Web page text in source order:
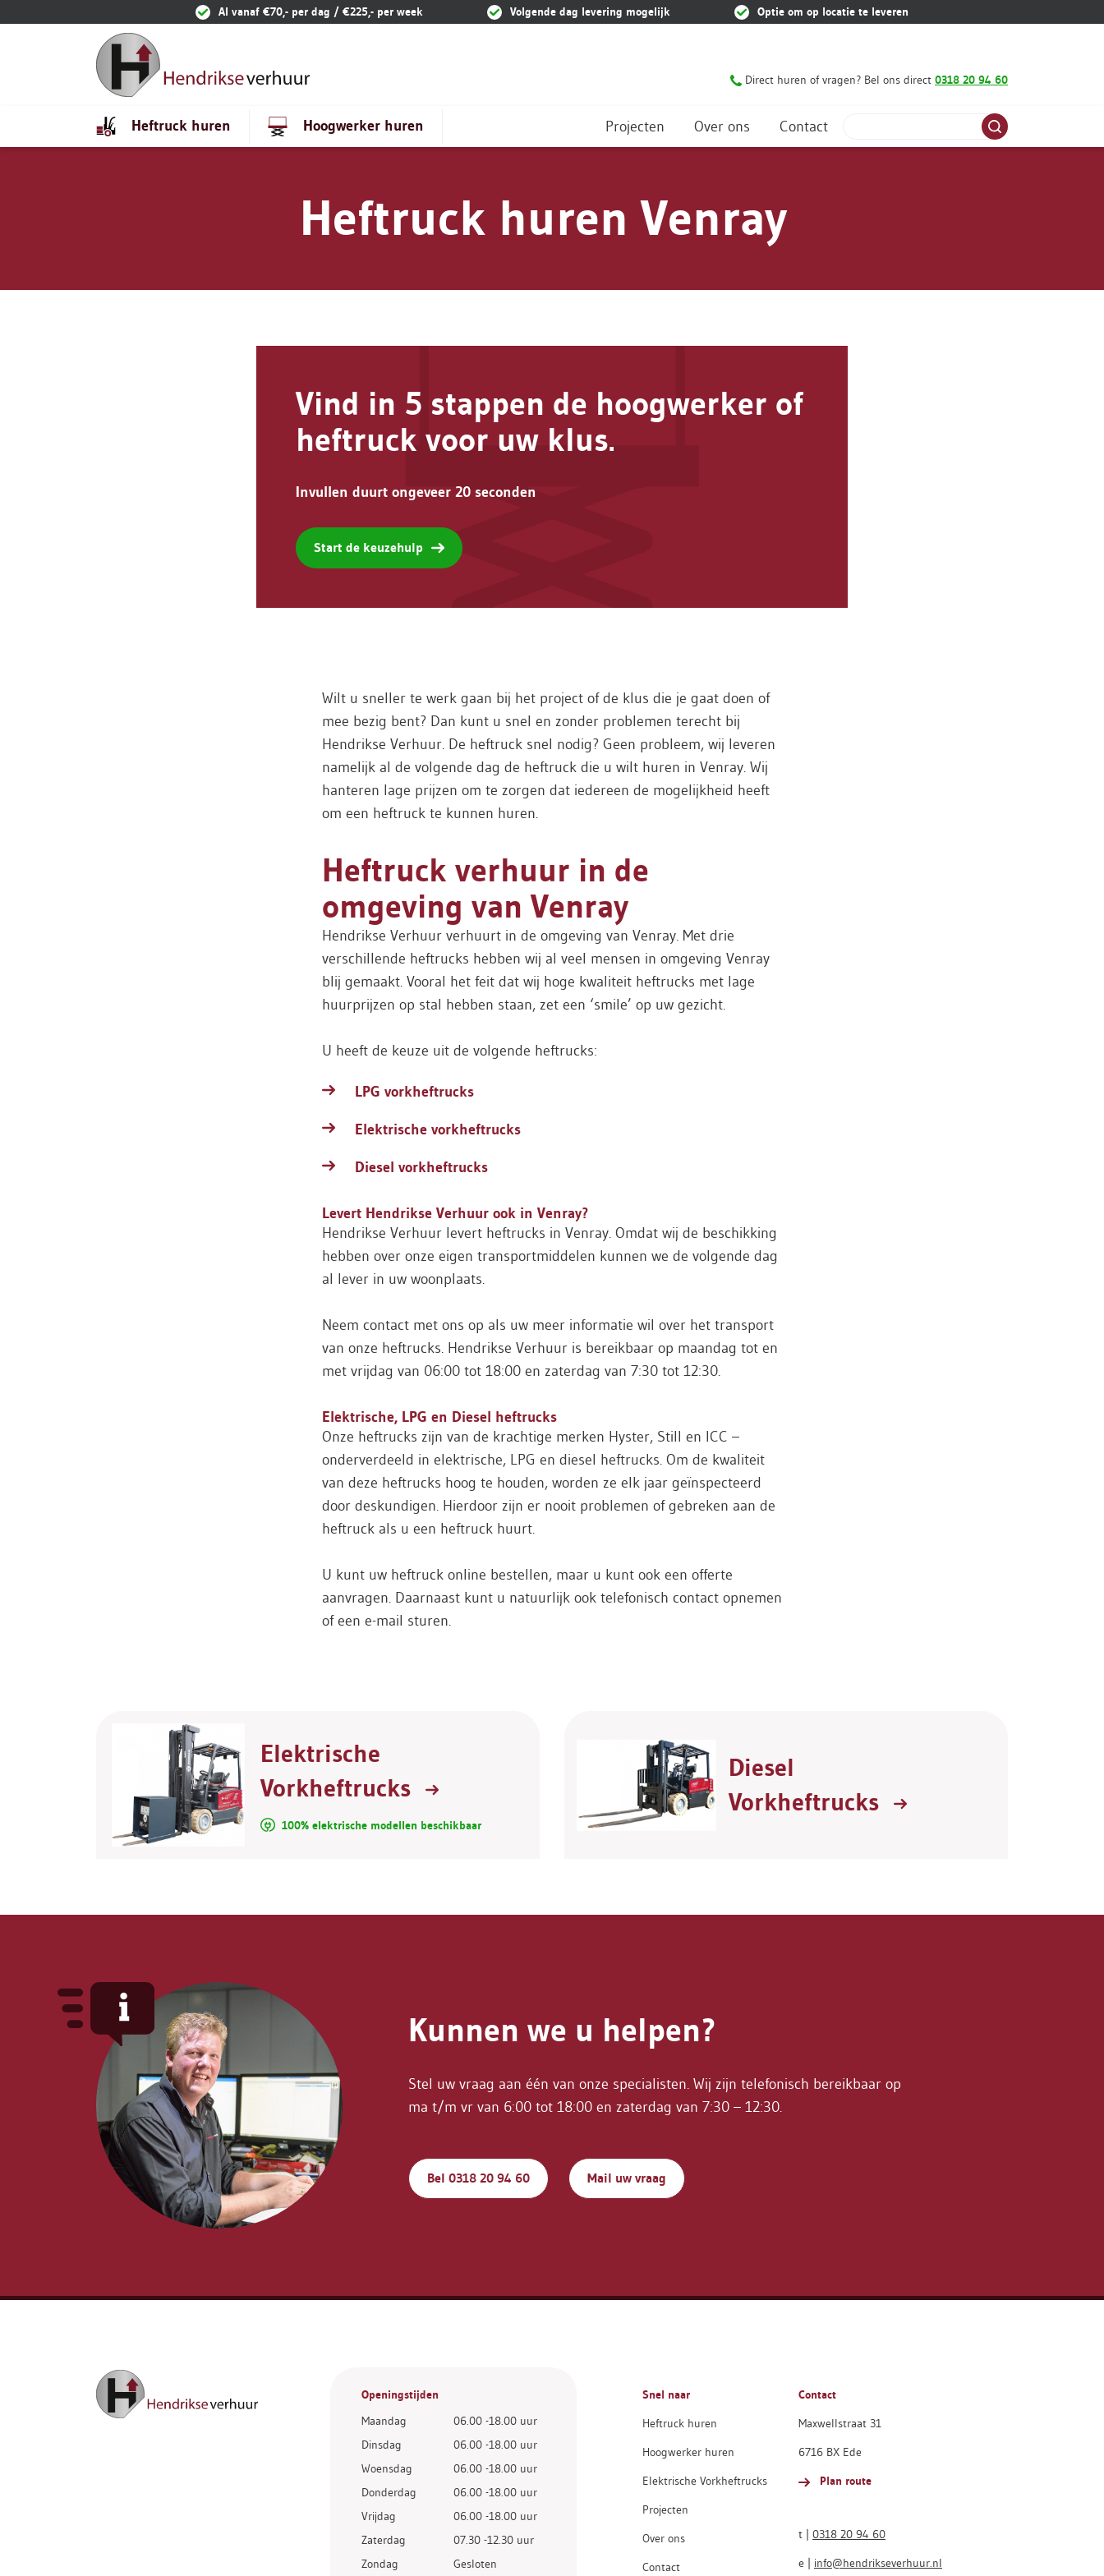
Al vanaf €70,- per dag / €225,- per week Volgende dag levering mogelijk Optie om op locatie te leveren
Direct huren of vragen? Bel ons direct 0318 20 94 60
Zoeken
Heftruck huren Hoogwerker huren Projecten Over ons Contact
Heftruck huren Venray
Vind in 5 stappen de hoogwerker of
heftruck voor uw klus.
Invullen duurt ongeveer 20 seconden
Start de keuzehulp
Wilt u sneller te werk gaan bij het project of de klus die je gaat doen of
mee bezig bent? Dan kunt u snel en zonder problemen terecht bij
Hendrikse Verhuur. De heftruck snel nodig? Geen probleem, wij leveren
namelijk al de volgende dag de heftruck die u wilt huren in Venray. Wij
hanteren lage prijzen om te zorgen dat iedereen de mogelijkheid heeft
om een heftruck te kunnen huren.
Heftruck verhuur in de
omgeving van Venray
Hendrikse Verhuur verhuurt in de omgeving van Venray. Met drie
verschillende heftrucks hebben wij al veel mensen in omgeving Venray
blij gemaakt. Vooral het feit dat wij hoge kwaliteit heftrucks met lage
huurprijzen op stal hebben staan, zet een ‘smile’ op uw gezicht.
U heeft de keuze uit de volgende heftrucks:
LPG vorkheftrucks
Elektrische vorkheftrucks
Diesel vorkheftrucks
Levert Hendrikse Verhuur ook in Venray?
Hendrikse Verhuur levert heftrucks in Venray. Omdat wij de beschikking
hebben over onze eigen transportmiddelen kunnen we de volgende dag
al lever in uw woonplaats.
Neem contact met ons op als uw meer informatie wil over het transport
van onze heftrucks. Hendrikse Verhuur is bereikbaar op maandag tot en
met vrijdag van 06:00 tot 18:00 en zaterdag van 7:30 tot 12:30.
Elektrische, LPG en Diesel heftrucks
Onze heftrucks zijn van de krachtige merken Hyster, Still en ICC –
onderverdeeld in elektrische, LPG en diesel heftrucks. Om de kwaliteit
van deze heftrucks hoog te houden, worden ze elk jaar geïnspecteerd
door deskundigen. Hierdoor zijn er nooit problemen of gebreken aan de
heftruck als u een heftruck huurt.
U kunt uw heftruck online bestellen, maar u kunt ook een offerte
aanvragen. Daarnaast kunt u natuurlijk ook telefonisch contact opnemen
of een e-mail sturen.
Elektrische
Vorkheftrucks
100% elektrische modellen beschikbaar
Diesel
Vorkheftrucks
Kunnen we u helpen?
Stel uw vraag aan één van onze specialisten. Wij zijn telefonisch bereikbaar op
ma t/m vr van 6:00 tot 18:00 en zaterdag van 7:30 – 12:30.
Bel 0318 20 94 60 Mail uw vraag
Openingstijden
Maandag
06.00 -18.00 uur
Dinsdag
06.00 -18.00 uur
Woensdag
06.00 -18.00 uur
Donderdag
06.00 -18.00 uur
Vrijdag
06.00 -18.00 uur
Zaterdag
07.30 -12.30 uur
Zondag
Gesloten
Snel naar
Heftruck huren
Hoogwerker huren
Elektrische Vorkheftrucks
Projecten
Over ons
Contact
Contact
Maxwellstraat 31
6716 BX Ede
Plan route
t | 0318 20 94 60
e | info@hendrikseverhuur.nl